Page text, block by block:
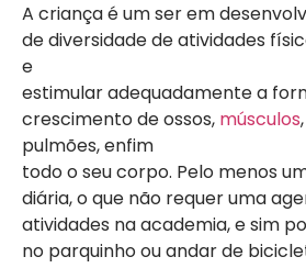
A criança é um ser em
de diversidade de atividades
e
estimular adequadamente a
crescimento de ossos, músculos
pulmões, enfim
todo o seu corpo. Pelo menos
diária, o que não requer uma
atividades na academia, e sim
no parquinho ou andar de